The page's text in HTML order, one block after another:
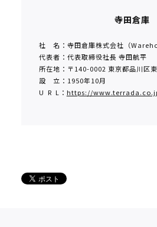
寺田倉庫
社 名：寺田倉庫株式会社（
代表者：代表取締役社長 寺田航平
所在地：〒140-0002 東京都品川区
設 立：1950年10月
U R L： https://